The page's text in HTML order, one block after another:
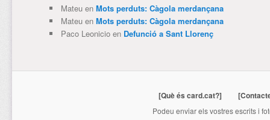
Mateuen Mots perduts: Càgola merdançana
Mateuen Mots perduts: Càgola merdançana
Paco Leonicioen Defunció a Sant Llorenç
[Què és card.cat?]
Podeu enviar els vostres escrits i